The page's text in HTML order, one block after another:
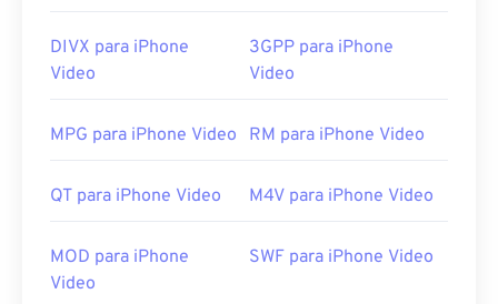
DIVX para iPhone
Video
3GPP para iPhone
Video
MPG para iPhone Video RM para iPhone Video
QT para iPhone Video M4V para iPhone Video
MOD para iPhone
Video
SWF para iPhone Video